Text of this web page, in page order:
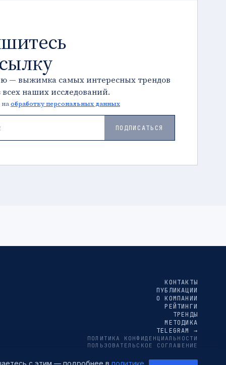
— выжимка самых интересных трендов
наших исследований.
наобработку персональных данных
ПОДПИСАТЬСЯ
КОНТАКТЫ
ПУБЛИКАЦИИ
О КОМПАНИИ
РЕЙТИНГИ
ТРЕНДЫ
МЕТОДИКА
TELEGRAM →
ПОЛИТИКА КОНФИДЕНЦИАЛЬНОСТИ
ПОЛЬЗОВАТЕЛЬСКОЕ СОГЛАШЕНИЕ
с этим — подробнее в политике